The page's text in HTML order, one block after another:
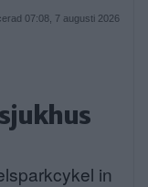
07:08, 7 augusti 2026
in